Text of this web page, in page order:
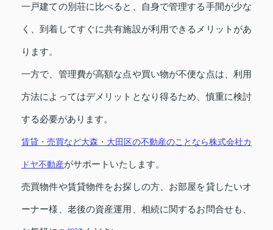
一戸建ての別荘に比べると、自身で管理する手間が少な
く、到着してすぐに共有施設が利用できるメリットがあ
ります。
一方で、管理費が高額な点や買い物が不便な点は、利用
方法によってはデメリットとなり得るため、慎重に検討
する必要があります。
賃貸・売買など大森・大田区の不動産のことなら株式会社カ
ドヤ不動産がサポートいたします。
売買物件や賃貸物件をお探しの方、お部屋を貸したいオ
ーナー様、老後の資産運用、相続に関するお問合せも、